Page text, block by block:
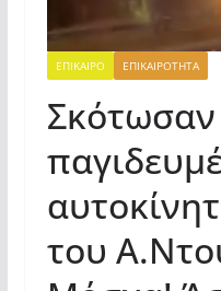
ΕΠΙΚΑΙΡΟ ΕΠΙΚΑΙΡΟΤΗΤΑ
του